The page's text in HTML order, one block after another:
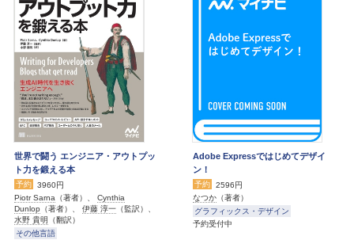
世界で闘う エンジニア・アウトプッ
ト力を鍛える本
予約
3960円
Piotr Sarna （著者）、 Cynthia
Dunlop （著者）、 伊藤 淳一 （監訳）、
水野 貴明 （翻訳）
その他言語
Adobe Expressではじめてデザイ
ン！
予約
2596円
なつか （著者）
グラフィックス・デザイン
予約受付中